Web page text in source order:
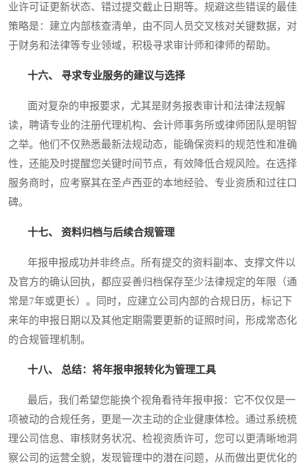
业许可证更新状态、错过提交截止日期等。规避这些错误的最佳
策略是：建立内部核查清单，由不同人员交叉核对关键数据，对
于财务和法律等专业领域，积极寻求审计师和律师的帮助。
十六、 寻求专业服务的建议与选择
面对复杂的申报要求，尤其是财务报表审计和法律法规解
读，聘请专业的注册代理机构、会计师事务所或律师团队是明智
之举。他们不仅熟悉最新法规动态，能确保资料的规范性和准确
性，还能及时提醒您关键时间节点，有效降低合规风险。在选择
服务商时，应考察其在圣卢西亚的本地经验、专业资质和过往口
碑。
十七、 资料归档与后续合规管理
年报申报成功并非终点。所有提交的资料副本、支撑文件以
及官方的确认回执，都应妥善归档保存至少法律规定的年限（通
常是7年或更长）。同时，应建立公司内部的合规日历，标记下
来年的申报日期以及其他定期需要更新的证照时间，形成常态化
的合规管理机制。
十八、 总结：将年报申报转化为管理工具
最后，我们希望您能换个视角看待年报申报：它不仅仅是一
项被动的合规任务，更是一次主动的企业健康体检。通过系统梳
理公司信息、审核财务状况、检视资质许可，您可以更清晰地洞
察公司的运营全貌，发现管理中的潜在问题，从而做出更优化的